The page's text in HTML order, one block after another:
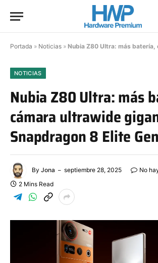
Portada » Noticias » Nubia Z80 Ultra: más batería, cámara ultrawide
NOTICIAS
Nubia Z80 Ultra: más
cámara ultrawide
Snapdragon 8 Elite
By Jona septiembre 28, 2025
No
2 Mins Read